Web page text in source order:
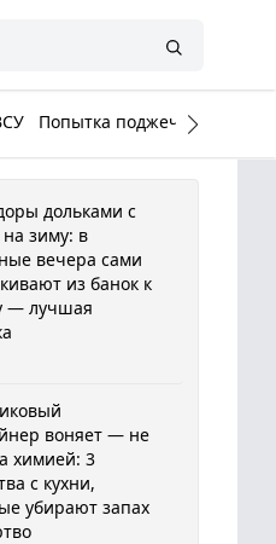
Попытка поджечь Белый
дольками с
зиму: в
вечера сами
из банок к
— лучшая
воняет — не
химией: 3
с кухни,
убирают запах